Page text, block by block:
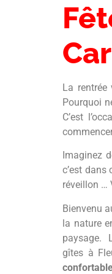
La
Pourquoi
C’est
Imaginez
c’est
réveillon …
Bienvenu
la nature
paysage.
gîtes à